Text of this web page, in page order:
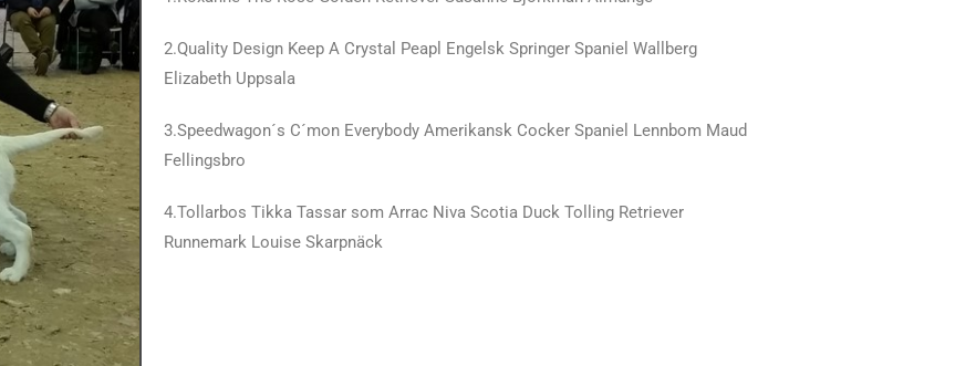
2.Quality Design Keep A Crystal Peapl Engelsk Springer Spaniel Wallberg
Elizabeth Uppsala
3.Speedwagon´s C´mon Everybody Amerikansk Cocker Spaniel Lennbom Maud
Fellingsbro
4.Tollarbos Tikka Tassar som Arrac Niva Scotia Duck Tolling Retriever
Runnemark Louise Skarpnäck